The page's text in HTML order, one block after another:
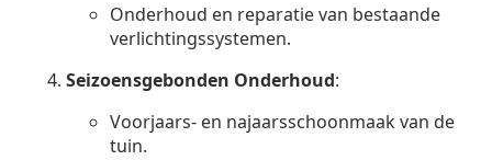
Onderhoud en reparatie van bestaande
verlichtingssystemen.
Seizoensgebonden Onderhoud:
Voorjaars- en najaarsschoonmaak van de
tuin.